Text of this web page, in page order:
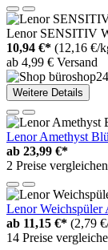
Lenor SENSITIV
10,94 €* (12,16 €/
ab 4,99 € Versand
Weitere Details
Lenor Amethyst
ab 23,99 €*
2 Preise vergleichen
Lenor
ab 11,15 €* (2,79
14 Preise